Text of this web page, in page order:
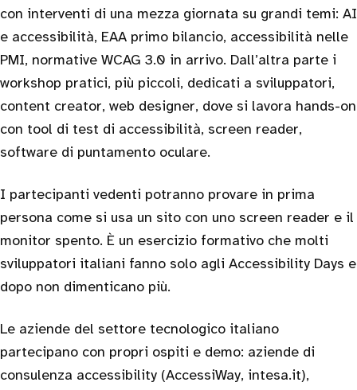
con interventi di una mezza giornata su grandi temi: AI
e accessibilità, EAA primo bilancio, accessibilità nelle
PMI, normative WCAG 3.0 in arrivo. Dall’altra parte i
workshop pratici, più piccoli, dedicati a sviluppatori,
content creator, web designer, dove si lavora hands-on
con tool di test di accessibilità, screen reader,
software di puntamento oculare.
I partecipanti vedenti potranno provare in prima
persona come si usa un sito con uno screen reader e il
monitor spento. È un esercizio formativo che molti
sviluppatori italiani fanno solo agli Accessibility Days e
dopo non dimenticano più.
Le aziende del settore tecnologico italiano
partecipano con propri ospiti e demo: aziende di
consulenza accessibility (AccessiWay, intesa.it),